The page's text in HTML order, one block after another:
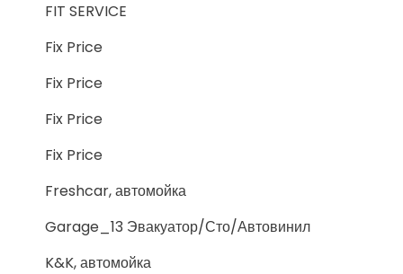
FIT SERVICE
Fix Price
Fix Price
Fix Price
Fix Price
Freshcar, автомойка
Garage_13 Эвакуатор/Сто/Автовинил
K&K, автомойка